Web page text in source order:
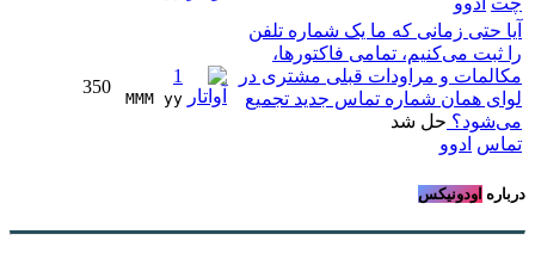
آیا حتی زمانی که ما یک شماره تلفن
را ثبت می‌کنیم، تمامی فاکتورها،
مکالمات و مراودات قبلی مشتری در
لوای همان شماره تماس جدید تجمیع
می‌شود؟ حل شد
تماس ادوو
1
MMM yy
350
درباره اودونیکس